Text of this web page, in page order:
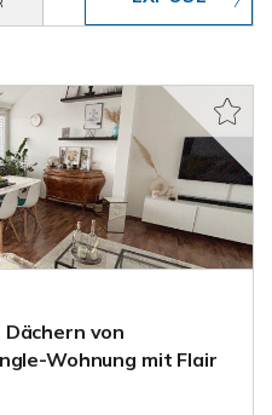
Dächern von
Wohnung mit Flair